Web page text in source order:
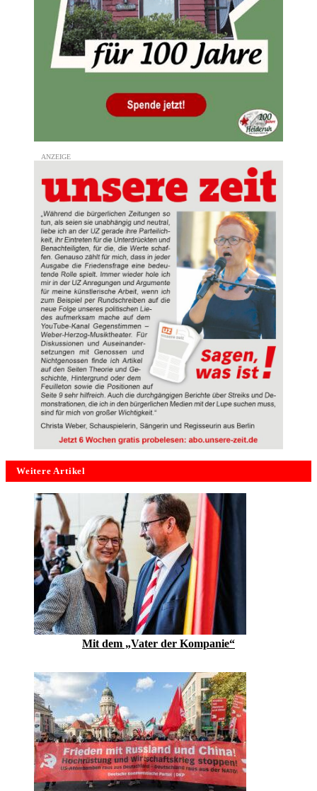
Weitere Artikel
Mit dem „Vater der Kompanie“